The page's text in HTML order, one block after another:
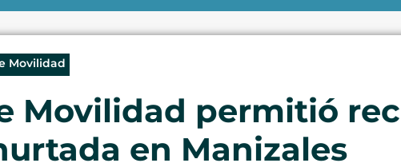
Movilidad
Movilidad permitió
en Manizales